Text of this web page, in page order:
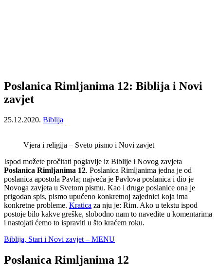
Poslanica Rimljanima 12: Biblija i Novi
zavjet
25.12.2020. Biblija
Vjera i religija – Sveto pismo i Novi zavjet
Ispod možete pročitati poglavlje iz Biblije i Novog zavjeta
Poslanica Rimljanima 12. Poslanica Rimljanima jedna je od
poslanica apostola Pavla; najveća je Pavlova poslanica i dio je
Novoga zavjeta u Svetom pismu. Kao i druge poslanice ona je
prigodan spis, pismo upućeno konkretnoj zajednici koja ima
konkretne probleme. Kratica za nju je: Rim. Ako u tekstu ispod
postoje bilo kakve greške, slobodno nam to navedite u komentarima
i nastojati ćemo to ispraviti u što kraćem roku.
Biblija, Stari i Novi zavjet – MENU
Poslanica Rimljanima 12